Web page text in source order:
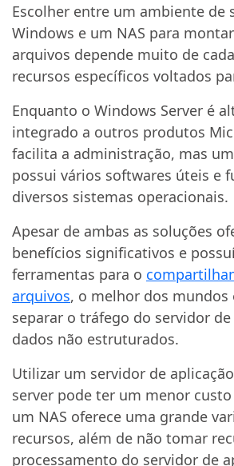
Escolher entre um ambiente de
Windows e um NAS para
arquivos depende muito de
recursos específicos voltados
Enquanto o Windows Server é
integrado a outros produtos
facilita a administração, mas
possui vários softwares úteis e
diversos sistemas operacionais.
Apesar de ambas as soluções
benefícios significativos e
ferramentas para o
arquivos, o melhor dos mundos
separar o tráfego do servidor
dados não estruturados.
Utilizar um servidor de
server pode ter um menor
um NAS oferece uma grande
recursos, além de não tomar
processamento do servidor de